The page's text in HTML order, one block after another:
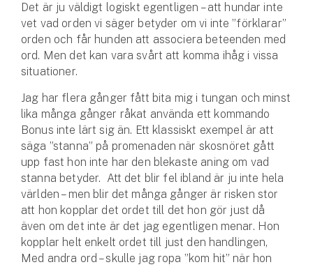
Sportfiskarna
Djur
Hundförsäkring
Jakthundsförsäkring
Kattförsäkring
Djurförsäkring
Hem & hus
Hemförsäkring
Villaförsäkring
Det är ju väldigt logiskt egentligen – att hundar inte
vet vad orden vi säger betyder om vi inte ”förklarar”
orden och får hunden att associera beteenden med
ord. Men det kan vara svårt att komma ihåg i vissa
situationer.
Jag har flera gånger fått bita mig i tungan och minst
lika många gånger råkat använda ett kommando
Bonus inte lärt sig än. Ett klassiskt exempel är att
säga ”stanna” på promenaden när skosnöret gått
upp fast hon inte har den blekaste aning om vad
stanna betyder. Att det blir fel ibland är ju inte hela
världen – men blir det många gånger är risken stor
att hon kopplar det ordet till det hon gör just då
även om det inte är det jag egentligen menar. Hon
kopplar helt enkelt ordet till just den handlingen,
Med andra ord – skulle jag ropa ”kom hit” när hon